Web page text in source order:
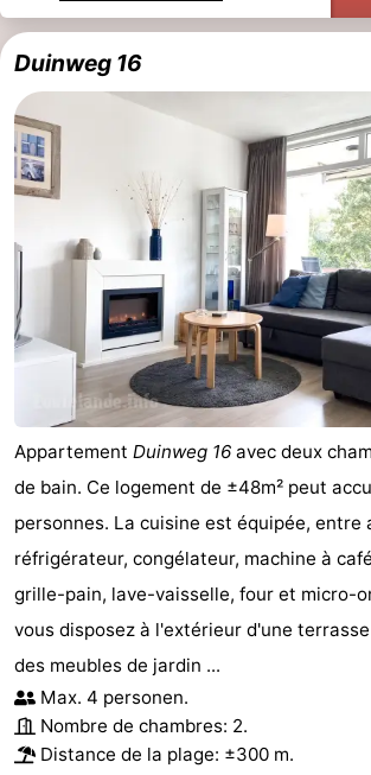
Kop
van
Schouwen
-
Veere
-
Nature
Oranjezon
-
Oostkapelle
-
Nature
de
Mantelingen
-
Domburg
-
Zoutelande
-
Nature
Walcherse
bos
Dishoek
Vlissingen
-
Middelburg
Zeeuws-
Vlaanderen
-
Sluis
-
Duinweg 16
Appartement Duinweg 16 avec deux
de bain. Ce logement de ±48m² peut
personnes. La cuisine est équipée, entre
réfrigérateur, congélateur, machine à
grille-pain, lave-vaisselle, four et micro-
vous disposez à l'extérieur d'une
des meubles de jardin ...
Max. 4 personen.
Nombre de chambres: 2.
Distance de la plage: ±300 m.